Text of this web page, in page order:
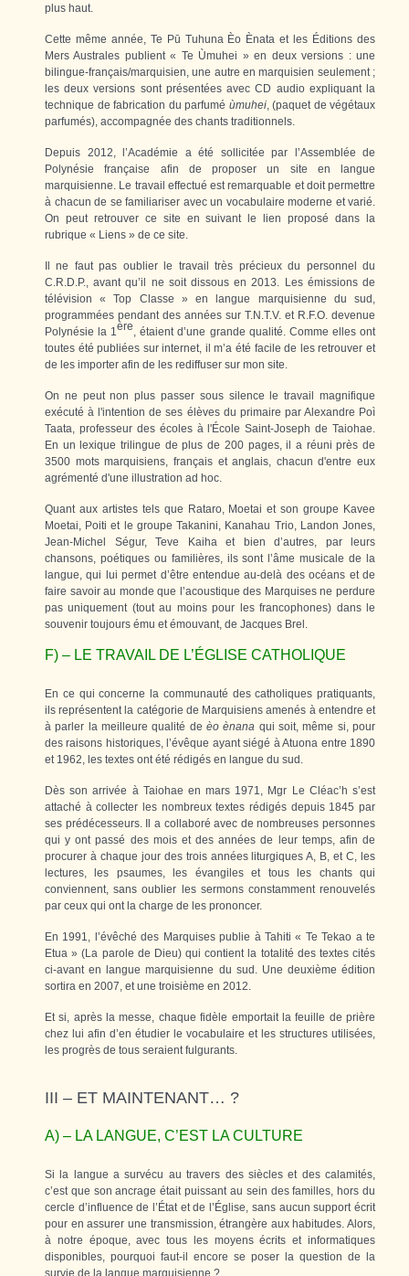
plus haut.
Cette même année, Te Pū Tuhuna Èo Ènata et les Éditions des
Mers Australes publient « Te Ùmuhei » en deux versions : une
bilingue-français/marquisien, une autre en marquisien seulement ;
les deux versions sont présentées avec CD audio expliquant la
technique de fabrication du parfumé ùmuhei, (paquet de végétaux
parfumés), accompagnée des chants traditionnels.
Depuis 2012, l’Académie a été sollicitée par l’Assemblée de
Polynésie française afin de proposer un site en langue
marquisienne. Le travail effectué est remarquable et doit permettre
à chacun de se familiariser avec un vocabulaire moderne et varié.
On peut retrouver ce site en suivant le lien proposé dans la
rubrique « Liens » de ce site.
Il ne faut pas oublier le travail très précieux du personnel du
C.R.D.P., avant qu’il ne soit dissous en 2013. Les émissions de
télévision « Top Classe » en langue marquisienne du sud,
programmées pendant des années sur T.N.T.V. et R.F.O. devenue
Polynésie la 1ère, étaient d’une grande qualité. Comme elles ont
toutes été publiées sur internet, il m’a été facile de les retrouver et
de les importer afin de les rediffuser sur mon site.
On ne peut non plus passer sous silence le travail magnifique
exécuté à l'intention de ses élèves du primaire par Alexandre Poì
Taata, professeur des écoles à l'École Saint-Joseph de Taiohae.
En un lexique trilingue de plus de 200 pages, il a réuni près de
3500 mots marquisiens, français et anglais, chacun d'entre eux
agrémenté d'une illustration ad hoc.
Quant aux artistes tels que Rataro, Moetai et son groupe Kavee
Moetai, Poiti et le groupe Takanini, Kanahau Trio, Landon Jones,
Jean-Michel Ségur, Teve Kaiha et bien d’autres, par leurs
chansons, poétiques ou familières, ils sont l’âme musicale de la
langue, qui lui permet d’être entendue au-delà des océans et de
faire savoir au monde que l’acoustique des Marquises ne perdure
pas uniquement (tout au moins pour les francophones) dans le
souvenir toujours ému et émouvant, de Jacques Brel.
F) – LE TRAVAIL DE L’ÉGLISE CATHOLIQUE
En ce qui concerne la communauté des catholiques pratiquants,
ils représentent la catégorie de Marquisiens amenés à entendre et
à parler la meilleure qualité de èo ènana qui soit, même si, pour
des raisons historiques, l’évêque ayant siégé à Atuona entre 1890
et 1962, les textes ont été rédigés en langue du sud.
Dès son arrivée à Taiohae en mars 1971, Mgr Le Cléac’h s’est
attaché à collecter les nombreux textes rédigés depuis 1845 par
ses prédécesseurs. Il a collaboré avec de nombreuses personnes
qui y ont passé des mois et des années de leur temps, afin de
procurer à chaque jour des trois années liturgiques A, B, et C, les
lectures, les psaumes, les évangiles et tous les chants qui
conviennent, sans oublier les sermons constamment renouvelés
par ceux qui ont la charge de les prononcer.
En 1991, l’évêché des Marquises publie à Tahiti « Te Tekao a te
Etua » (La parole de Dieu) qui contient la totalité des textes cités
ci-avant en langue marquisienne du sud. Une deuxième édition
sortira en 2007, et une troisième en 2012.
Et si, après la messe, chaque fidèle emportait la feuille de prière
chez lui afin d’en étudier le vocabulaire et les structures utilisées,
les progrès de tous seraient fulgurants.
III – ET MAINTENANT… ?
A) – LA LANGUE, C’EST LA CULTURE
Si la langue a survécu au travers des siècles et des calamités,
c’est que son ancrage était puissant au sein des familles, hors du
cercle d’influence de l’État et de l’Église, sans aucun support écrit
pour en assurer une transmission, étrangère aux habitudes. Alors,
à notre époque, avec tous les moyens écrits et informatiques
disponibles, pourquoi faut-il encore se poser la question de la
survie de la langue marquisienne ?